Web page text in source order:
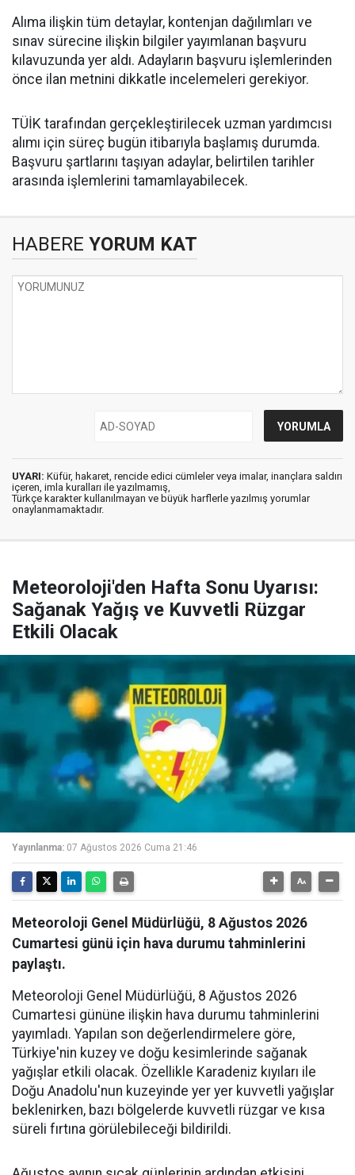
Alıma ilişkin tüm detaylar, kontenjan dağılımları ve
sınav sürecine ilişkin bilgiler yayımlanan başvuru
kılavuzunda yer aldı. Adayların başvuru işlemlerinden
önce ilan metnini dikkatle incelemeleri gerekiyor.
TÜİK tarafından gerçekleştirilecek uzman yardımcısı
alımı için süreç bugün itibarıyla başlamış durumda.
Başvuru şartlarını taşıyan adaylar, belirtilen tarihler
arasında işlemlerini tamamlayabilecek.
HABERE YORUM KAT
UYARI: Küfür, hakaret, rencide edici cümleler veya imalar, inançlara saldırı
içeren, imla kuralları ile yazılmamış,
Türkçe karakter kullanılmayan ve büyük harflerle yazılmış yorumlar
onaylanmamaktadır.
Meteoroloji'den Hafta Sonu Uyarısı:
Sağanak Yağış ve Kuvvetli Rüzgar
Etkili Olacak
Yayınlanma: 07 Ağustos 2026 Cuma 21:46
Meteoroloji Genel Müdürlüğü, 8 Ağustos 2026
Cumartesi günü için hava durumu tahminlerini
paylaştı.
Meteoroloji Genel Müdürlüğü, 8 Ağustos 2026
Cumartesi gününe ilişkin hava durumu tahminlerini
yayımladı. Yapılan son değerlendirmelere göre,
Türkiye'nin kuzey ve doğu kesimlerinde sağanak
yağışlar etkili olacak. Özellikle Karadeniz kıyıları ile
Doğu Anadolu'nun kuzeyinde yer yer kuvvetli yağışlar
beklenirken, bazı bölgelerde kuvvetli rüzgar ve kısa
süreli fırtına görülebileceği bildirildi.